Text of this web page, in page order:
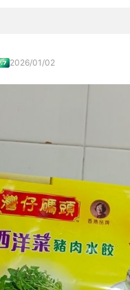
2026/01/02